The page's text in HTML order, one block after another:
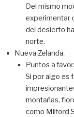
Del mismo
experimentar
del desierto
norte.
Nueva Zelanda.
Puntos a favor.
Si por algo es
montañas,
como Milford